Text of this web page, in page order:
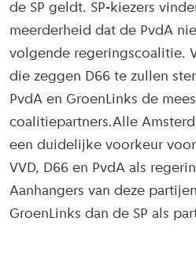
de SP geldt. SP-kiezers
meerderheid dat de PvdA
volgende regeringscoalitie.
die zeggen D66 te zullen
PvdA en GroenLinks de
coalitiepartners.Alle
een duidelijke voorkeur
VVD, D66 en PvdA als
Aanhangers van deze
GroenLinks dan de SP als